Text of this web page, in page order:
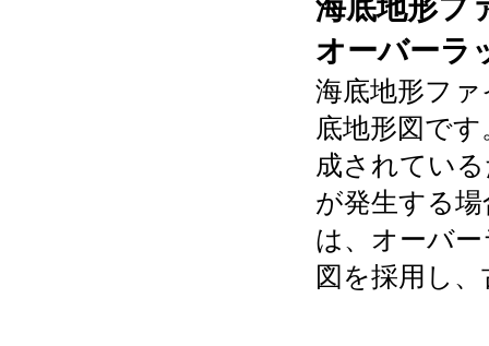
オーバーラ
海底地形フ
底地形図で
成されてい
が発生する
は、オーバ
図を採用し